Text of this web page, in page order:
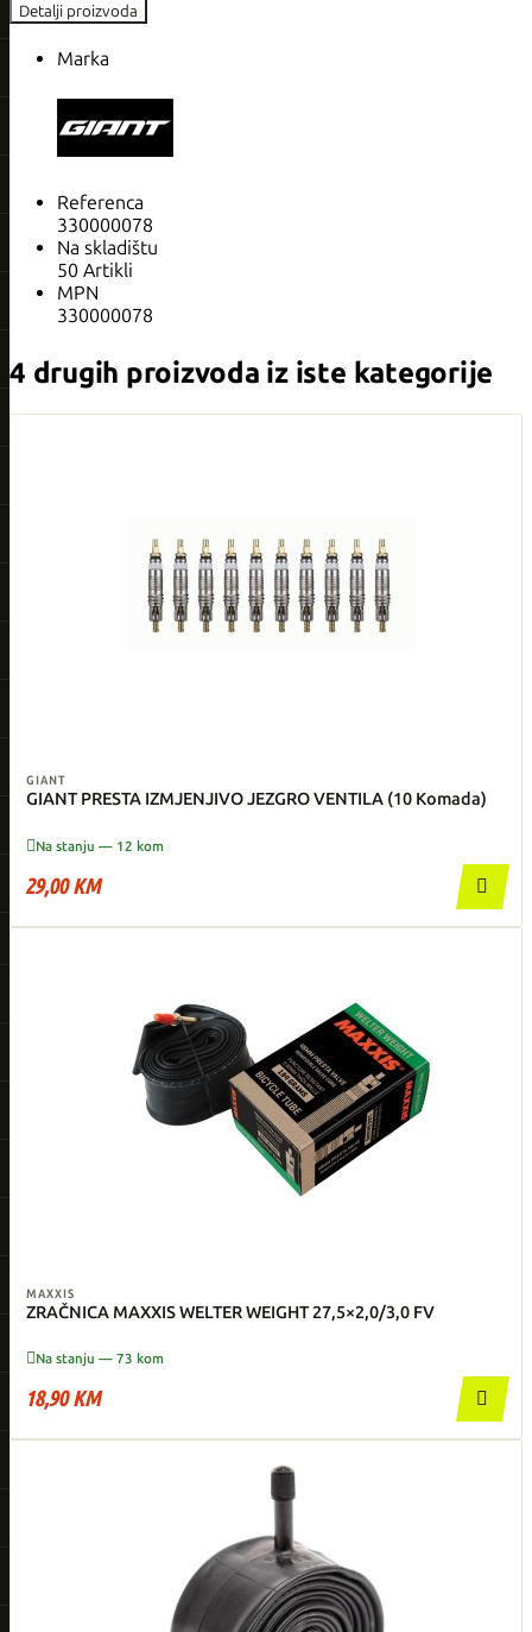
Detalji proizvoda
Marka
Referenca
330000078
Na skladištu
50 Artikli
MPN
330000078
4 drugih proizvoda iz iste kategorije
GIANT
GIANT PRESTA IZMJENJIVO JEZGRO VENTILA (10 Komada)
Na stanju — 12 kom
29,00 KM 
MAXXIS
ZRAČNICA MAXXIS WELTER WEIGHT 27,5×2,0/3,0 FV
Na stanju — 73 kom
18,90 KM 